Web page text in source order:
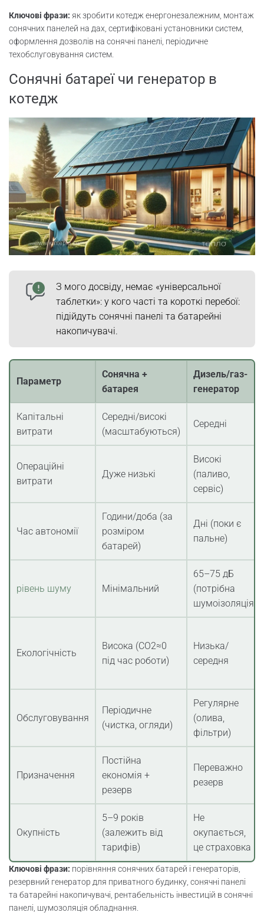
Ключові фрази: як зробити котедж енергонезалежним, монтаж
сонячних панелей на дах, сертифіковані установники систем,
оформлення дозволів на сонячні панелі, періодичне
техобслуговування систем.
Сонячні батареї чи генератор в
котедж
З мого досвіду, немає «універсальної
таблетки»: у кого часті та короткі перебої:
підійдуть сонячні панелі та батарейні
накопичувачі.
Параметр
Сонячна +
батарея
Дизель/газ-
генератор
Капітальні
витрати
Середні/високі
(масштабуються)
Середні
Операційні
витрати
Дуже низькі
Високі
(паливо,
сервіс)
Час автономії
Години/доба (за
розміром
батарей)
Дні (поки є
пальне)
рівень шуму Мінімальний
65–75 дБ
(потрібна
шумоізоляція)
Екологічність
Висока (CO2≈0
під час роботи)
Низька/
середня
Обслуговування
Періодичне
(чистка, огляди)
Регулярне
(олива,
фільтри)
Призначення
Постійна
економія +
резерв
Переважно
резерв
Окупність
5–9 років
(залежить від
тарифів)
Не
окупається,
це страховка
Ключові фрази: порівняння сонячних батарей і генераторів,
резервний генератор для приватного будинку, сонячні панелі
та батарейні накопичувачі, рентабельність інвестицій в сонячні
панелі, шумозоляція обладнання.